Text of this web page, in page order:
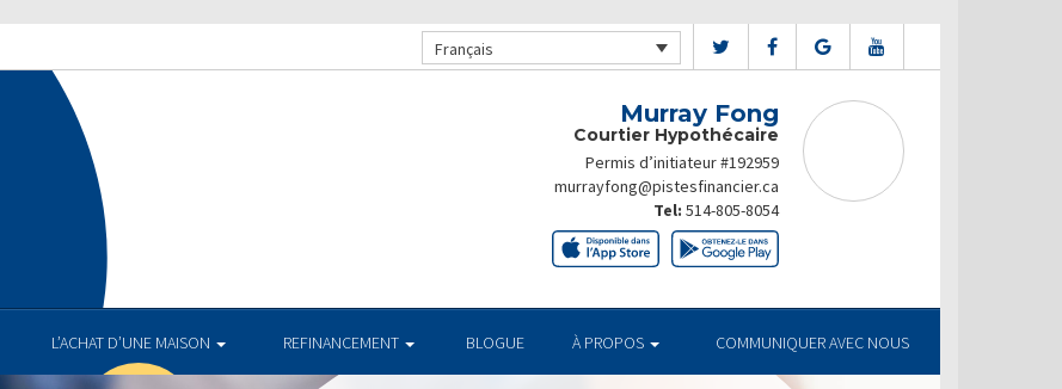
Français
Murray Fong
Courtier Hypothécaire
Permis d’initiateur #192959
murrayfong@pistesfinancier.ca
Tel: 514-805-8054
L’ACHAT D’UNE MAISON REFINANCEMENT BLOGUE À PROPOS COMMUNIQUER AVEC NOUS